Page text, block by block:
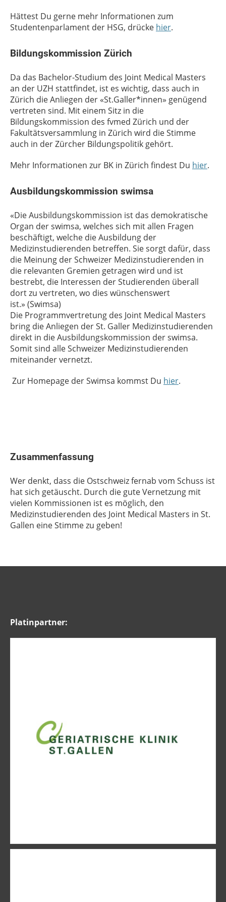
Hättest Du gerne mehr Informationen zum
Studentenparlament der HSG, drücke hier.
Bildungskommission Zürich
Da das Bachelor-Studium des Joint Medical Masters
an der UZH stattfindet, ist es wichtig, dass auch in
Zürich die Anliegen der «St.Galler*innen» genügend
vertreten sind. Mit einem Sitz in die
Bildungskommission des fvmed Zürich und der
Fakultätsversammlung in Zürich wird die Stimme
auch in der Zürcher Bildungspolitik gehört.
Mehr Informationen zur BK in Zürich findest Du hier.
Ausbildungskommission swimsa
«Die Ausbildungskommission ist das demokratische
Organ der swimsa, welches sich mit allen Fragen
beschäftigt, welche die Ausbildung der
Medizinstudierenden betreffen. Sie sorgt dafür, dass
die Meinung der Schweizer Medizinstudierenden in
die relevanten Gremien getragen wird und ist
bestrebt, die Interessen der Studierenden überall
dort zu vertreten, wo dies wünschenswert
ist.» (Swimsa)
Die Programmvertretung des Joint Medical Masters
bring die Anliegen der St. Galler Medizinstudierenden
direkt in die Ausbildungskommission der swimsa.
Somit sind alle Schweizer Medizinstudierenden
miteinander vernetzt.
Zur Homepage der Swimsa kommst Du hier.
Zusammenfassung
Wer denkt, dass die Ostschweiz fernab vom Schuss ist
hat sich getäuscht. Durch die gute Vernetzung mit
vielen Kommissionen ist es möglich, den
Medizinstudierenden des Joint Medical Masters in St.
Gallen eine Stimme zu geben!
Platinpartner: